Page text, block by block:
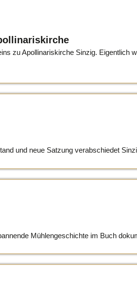
zu Apollinariskirche Sinzig. Eigentlich
und neue Satzung verabschiedet
Mühlengeschichte im Buch